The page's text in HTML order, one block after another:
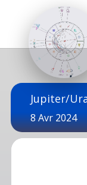
Jupiter/
8 Avr 2024